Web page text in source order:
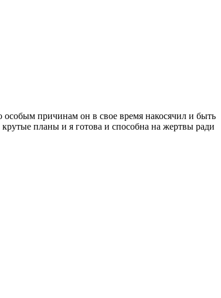
причинам он в свое время накосячил и быть
планы и я готова и способна на жертвы ради